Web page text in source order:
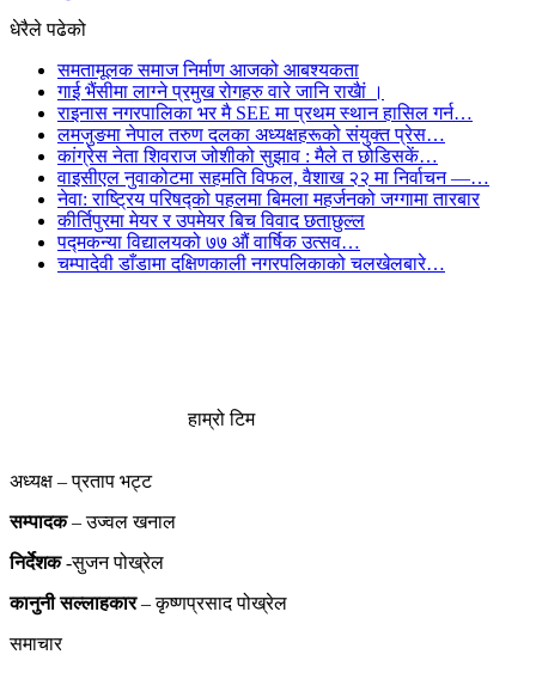
धेरैले पढेको
समतामूलक समाज निर्माण आजको आबश्यकता
गाई भैंसीमा लाग्ने प्रमुख रोगहरु वारे जानि राखैां ।
राइनास नगरपालिका भर मै SEE मा प्रथम स्थान हासिल गर्न…
लमजुङमा नेपाल तरुण दलका अध्यक्षहरूको संयुक्त प्रेस…
कांग्रेस नेता शिवराज जोशीको सुझाव : मैले त छोडिसकें…
वाइसीएल नुवाकोटमा सहमति विफल, वैशाख २२ मा निर्वाचन —…
नेवा: राष्ट्रिय परिषद्को पहलमा बिमला महर्जनको जग्गामा तारबार
कीर्तिपुरमा मेयर र उपमेयर बिच विवाद छताछुल्ल
पद्मकन्या विद्यालयको ७७ औं ‌‌वार्षिक ‌उत्सव…
चम्पादेवी डाँडामा दक्षिणकाली नगरपलिकाको चलखेलबारे…
हाम्रो टिम
अध्यक्ष – प्रताप भट्ट
सम्पादक– उज्वल खनाल
निर्देशक-सुजन पोख्रेल
कानुनी सल्लाहकार– कृष्णप्रसाद पोख्रेल
समाचार